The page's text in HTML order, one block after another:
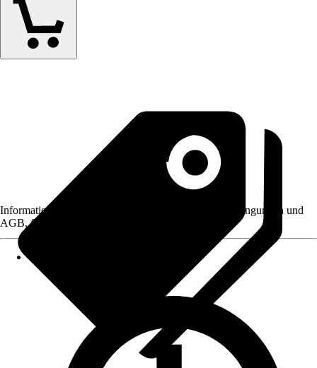
Informationen des Verkäufers, wie z. B. Rückgabebedingungen und
AGB, finden Sie bei Klick auf den Verkäufernamen.